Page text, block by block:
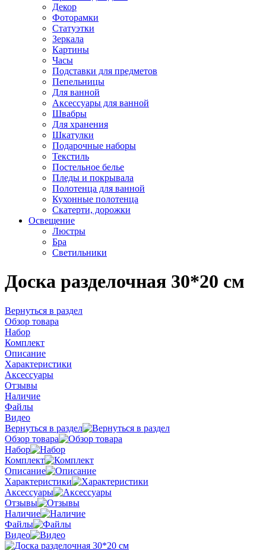
Декор
Фоторамки
Статуэтки
Зеркала
Картины
Часы
Подставки для предметов
Пепельницы
Для ванной
Аксессуары для ванной
Швабры
Для хранения
Шкатулки
Подарочные наборы
Текстиль
Постельное белье
Пледы и покрывала
Полотенца для ванной
Кухонные полотенца
Скатерти, дорожки
Освещение
Люстры
Бра
Светильники
Доска разделочная 30*20 см
Вернуться в раздел
Обзор товара
Набор
Комплект
Описание
Характеристики
Аксессуары
Отзывы
Наличие
Файлы
Видео
Вернуться в раздел
Обзор товара
Набор
Комплект
Описание
Характеристики
Аксессуары
Отзывы
Наличие
Файлы
Видео